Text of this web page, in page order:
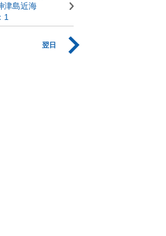
津島近海
1
翌日